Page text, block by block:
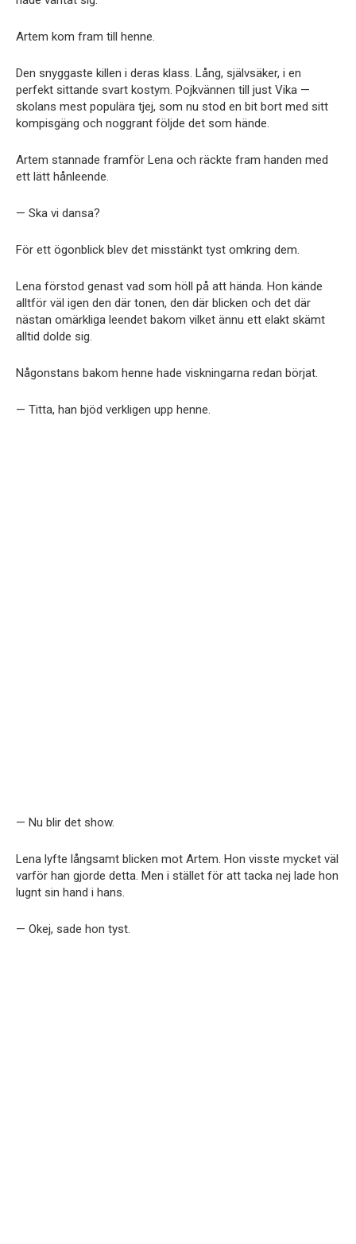
Artem kom fram till henne.
Den snyggaste killen i deras klass. Lång, självsäker, i en
perfekt sittande svart kostym. Pojkvännen till just Vika —
skolans mest populära tjej, som nu stod en bit bort med sitt
kompisgäng och noggrant följde det som hände.
Artem stannade framför Lena och räckte fram handen med
ett lätt hånleende.
— Ska vi dansa?
För ett ögonblick blev det misstänkt tyst omkring dem.
Lena förstod genast vad som höll på att hända. Hon kände
alltför väl igen den där tonen, den där blicken och det där
nästan omärkliga leendet bakom vilket ännu ett elakt skämt
alltid dolde sig.
Någonstans bakom henne hade viskningarna redan börjat.
— Titta, han bjöd verkligen upp henne.
— Nu blir det show.
Lena lyfte långsamt blicken mot Artem. Hon visste mycket väl
varför han gjorde detta. Men i stället för att tacka nej lade hon
lugnt sin hand i hans.
— Okej, sade hon tyst.